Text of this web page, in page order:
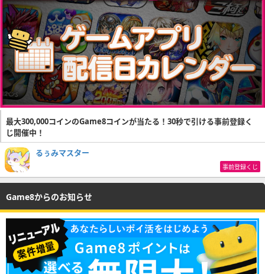
最大300,000コインのGame8コインが当たる！30秒で引ける事前登録く
じ開催中！
るぅみマスター
事前登録くじ
Game8からのお知らせ